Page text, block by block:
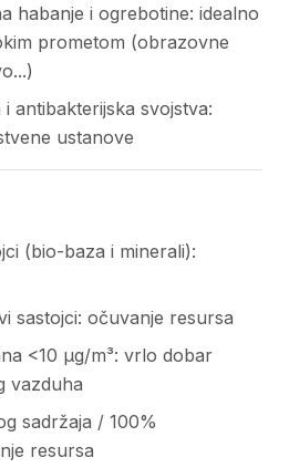
habanje i ogrebotine: idealno
prometom (obrazovne
antibakterijska svojstva:
ustanove
(bio-baza i minerali):
sastojci: očuvanje resursa
<10 µg/m³: vrlo dobar
vazduha
sadržaja / 100%
resursa